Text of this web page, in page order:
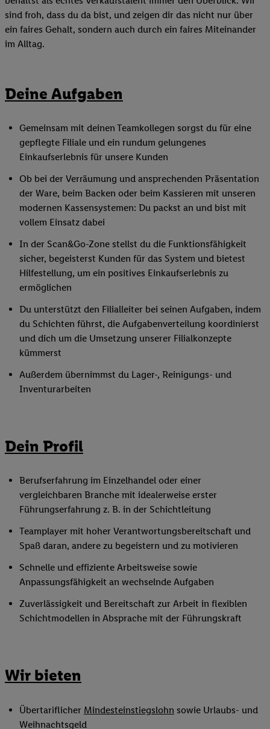
sind froh, dass du da bist, und zeigen dir das nicht nur über
ein faires Gehalt, sondern auch durch ein faires Miteinander
im Alltag.
Deine Aufgaben
Gemeinsam mit deinen Teamkollegen sorgst du für eine
gepflegte Filiale und ein rundum gelungenes
Einkaufserlebnis für unsere Kunden
Ob bei der Verräumung und ansprechenden Präsentation
der Ware, beim Backen oder beim Kassieren mit unseren
modernen Kassensystemen: Du packst an und bist mit
vollem Einsatz dabei
In der Scan&Go-Zone stellst du die Funktionsfähigkeit
sicher, begeisterst Kunden für das System und bietest
Hilfestellung, um ein positives Einkaufserlebnis zu
ermöglichen
Du unterstützt den Filialleiter bei seinen Aufgaben, indem
du Schichten führst, die Aufgabenverteilung koordinierst
und dich um die Umsetzung unserer Filialkonzepte
kümmerst
Außerdem übernimmst du Lager-, Reinigungs- und
Inventurarbeiten
Dein Profil
Berufserfahrung im Einzelhandel oder einer
vergleichbaren Branche mit idealerweise erster
Führungserfahrung z. B. in der Schichtleitung
Teamplayer mit hoher Verantwortungsbereitschaft und
Spaß daran, andere zu begeistern und zu motivieren
Schnelle und effiziente Arbeitsweise sowie
Anpassungsfähigkeit an wechselnde Aufgaben
Zuverlässigkeit und Bereitschaft zur Arbeit in flexiblen
Schichtmodellen in Absprache mit der Führungskraft
Wir bieten
Übertariflicher Mindesteinstiegslohn sowie Urlaubs- und
Weihnachtsgeld